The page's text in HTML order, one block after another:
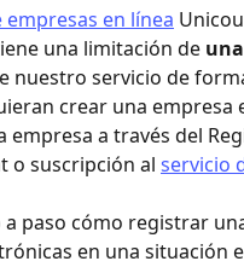
en línea
una limitación de
nuestro servicio de
crear una empresa
a través del
o suscripción al servicio
paso cómo registrar
en una situación